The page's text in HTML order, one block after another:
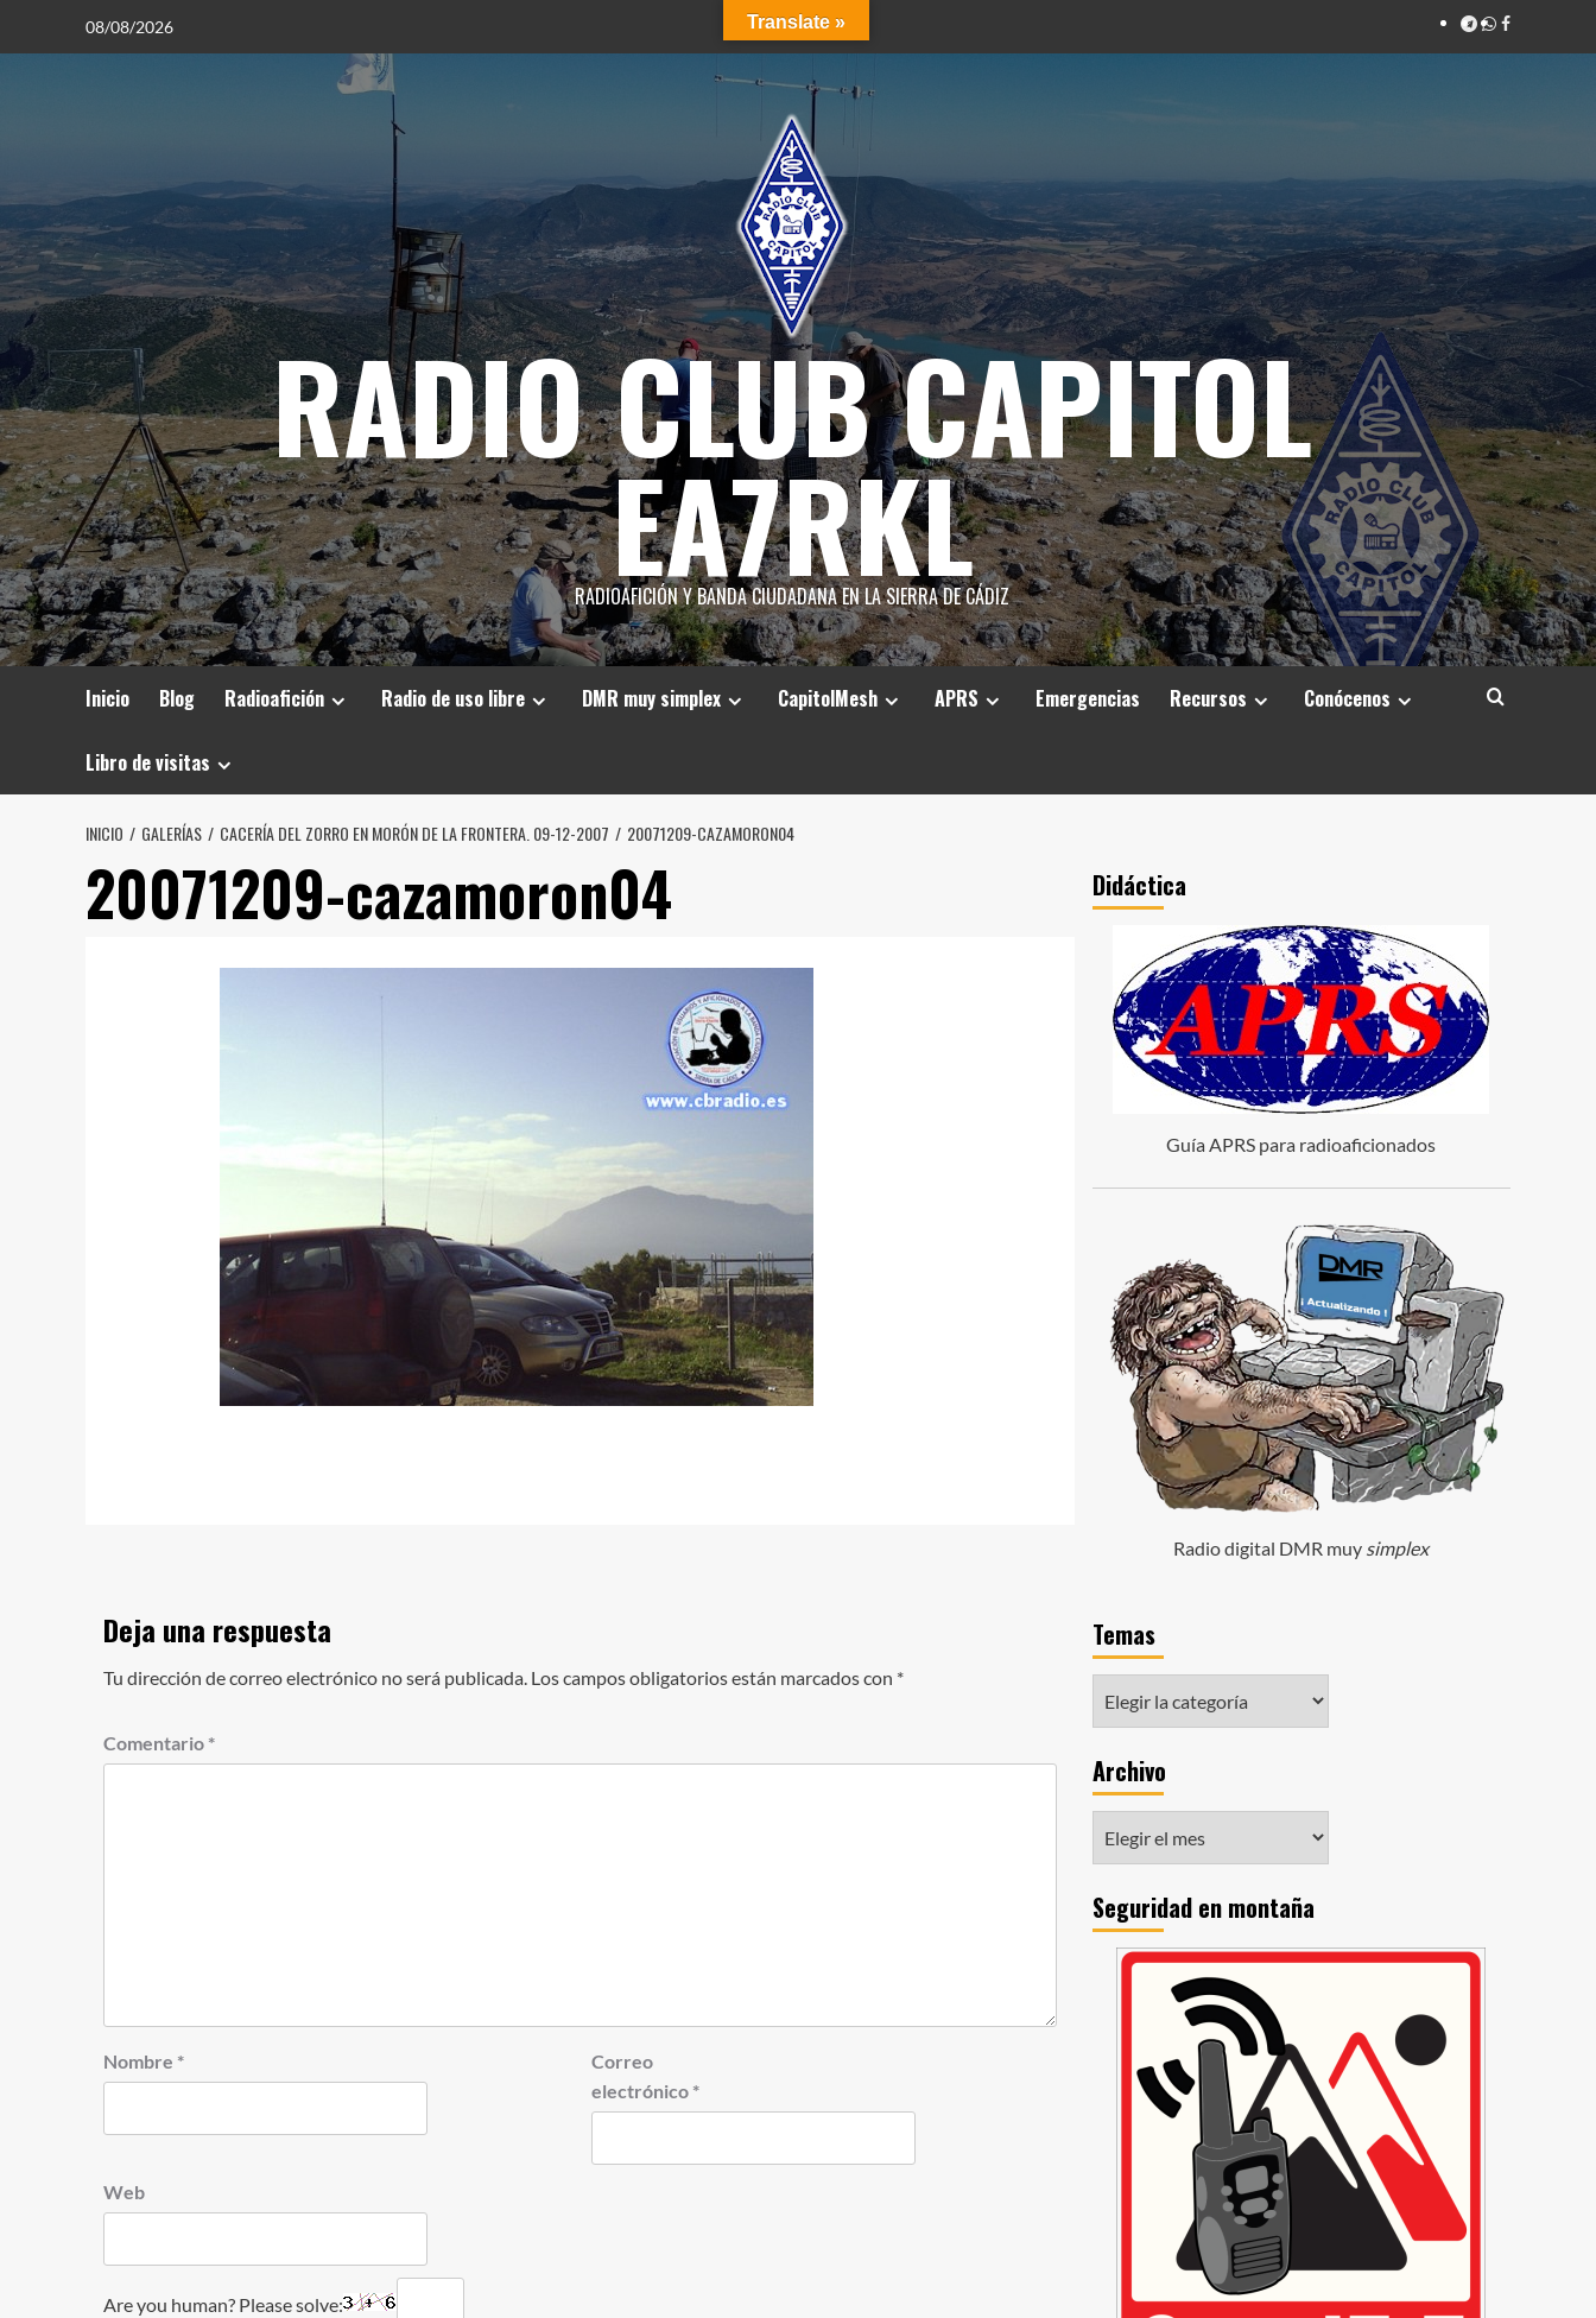
08/08/2026
RADIO CLUB CAPITOL
EA7RKL
RADIOAFICIÓN Y BANDA CIUDADANA EN LA SIERRA DE CÁDIZ
Inicio Blog Radioafición Radio de uso libre DMR muy simplex CapitolMesh APRS Emergencias Recursos Conócenos
Libro de visitas
INICIO GALERÍAS CACERÍA DEL ZORRO EN MORÓN DE LA FRONTERA. 09-12-2007 20071209-CAZAMORON04
20071209-cazamoron04
Deja una respuesta
Tu dirección de correo electrónico no será publicada. Los campos obligatorios están marcados con *
Comentario *
Nombre *
Correo
electrónico *
Web
Are you human? Please solve:
Didáctica
Guía APRS para radioaficionados
Radio digital DMR muy simplex
Temas
Archivo
Seguridad en montaña
Translate »